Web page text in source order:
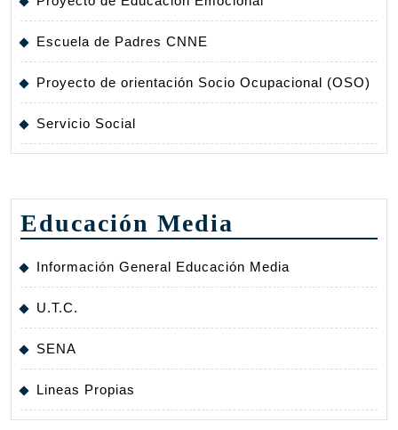
Escuela de Padres CNNE
Proyecto de orientación Socio Ocupacional (OSO)
Servicio Social
Educación Media
Información General Educación Media
U.T.C.
SENA
Lineas Propias